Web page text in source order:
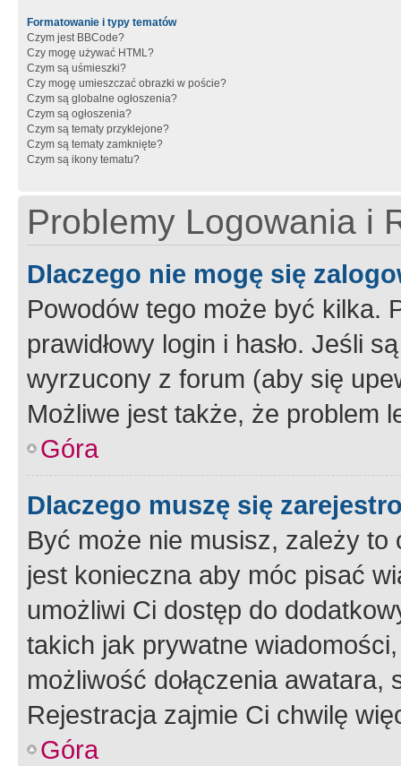
Formatowanie i typy tematów
Czym jest BBCode?
Czy mogę używać HTML?
Czym są uśmieszki?
Czy mogę umieszczać obrazki w poście?
Czym są globalne ogłoszenia?
Czym są ogłoszenia?
Czym są tematy przyklejone?
Czym są tematy zamknięte?
Czym są ikony tematu?
Problemy Logowania i
Dlaczego nie mogę się
Powodów tego może być kilka.
prawidłowy login i hasło. Jeśli
wyrzucony z forum (aby się
Możliwe jest także, że problem
Góra
Dlaczego muszę się
Być może nie musisz, zależy
jest konieczna aby móc pisać
umożliwi Ci dostęp do
takich jak prywatne
możliwość dołączenia
Rejestracja zajmie Ci chwilę
Góra